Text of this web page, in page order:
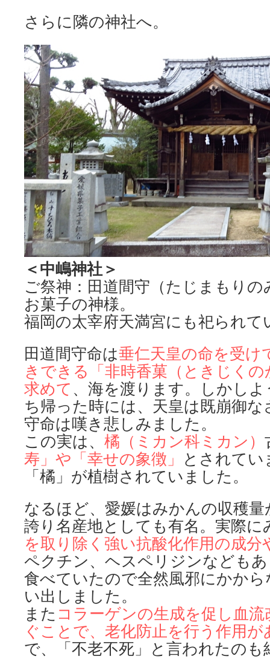
さらに隣の神社へ。
＜中嶋神社＞
ご祭神：田道間守（たじまもりの
お菓子の神様。
福岡の太宰府天満宮にも祀られて
田道間守命は垂仁天皇の命を受け
きできる「非時香菓 （ときじく
求めて、海を渡ります。しかし
ち帰った時には、天皇は既崩御
守命は嘆き悲しみました。
この実は、 橘（ミカン科ミカン）
寿」や「幸せの象徴」 とされて
「橘」が植樹されていました。
なるほど、愛媛はみかんの収穫
誇り名産地としても有名。実際に
を取り除く強い抗酸化作用の成分
ペクチン、ヘスペリジンなども
食べていたので全然風邪にかか
い出しました。
また コラーゲンの生成を促し血流
ぐことで、老化防止を行う作用が
で、「不老不死」と言われたのも